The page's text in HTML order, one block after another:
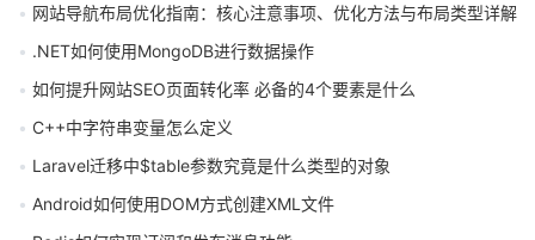
网站导航布局优化指南：核心注意事项、优化方法与布局类型详解
.NET如何使用MongoDB进行数据操作
如何提升网站SEO页面转化率 必备的4个要素是什么
C++中字符串变量怎么定义
Laravel迁移中$table参数究竟是什么类型的对象
Android如何使用DOM方式创建XML文件